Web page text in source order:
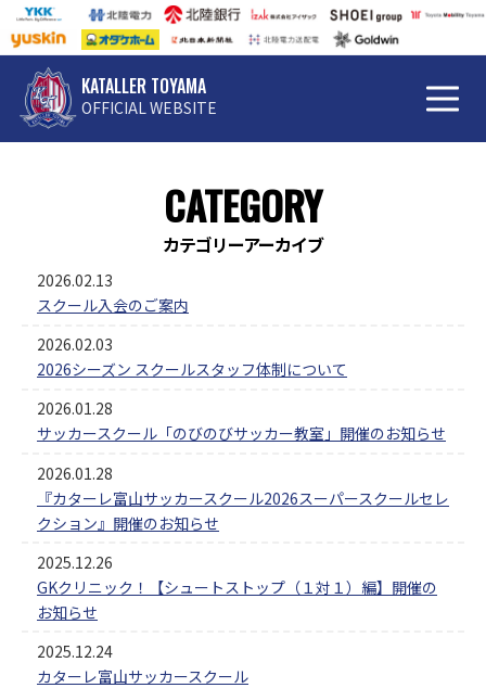
KATALLER TOYAMA
OFFICIAL WEBSITE
CATEGORY
カテゴリーアーカイブ
2026.02.13
スクール入会のご案内
2026.02.03
2026シーズン スクールスタッフ体制について
2026.01.28
サッカースクール「のびのびサッカー教室」開催のお知らせ
2026.01.28
『カターレ富山サッカースクール2026スーパースクールセレ
クション』開催のお知らせ
2025.12.26
GKクリニック！【シュートストップ（１対１）編】開催の
お知らせ
2025.12.24
カターレ富山サッカースクール